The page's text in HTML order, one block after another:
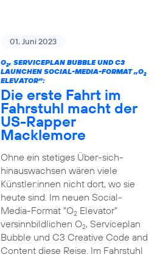
01. Juni 2023
O2, SERVICEPLAN BUBBLE UND C3
LAUNCHEN SOCIAL-MEDIA-FORMAT „O2
ELEVATOR“:
Die erste Fahrt im
Fahrstuhl macht der
US-Rapper
Macklemore
Ohne ein stetiges Über-sich-
hinauswachsen wären viele
Künstler:innen nicht dort, wo sie
heute sind. Im neuen Social-
Media-Format "O2Elevator"
versinnbildlichen O2, Serviceplan
Bubble und C3 Creative Code and
Content diese Reise. Im Fahrstuhl